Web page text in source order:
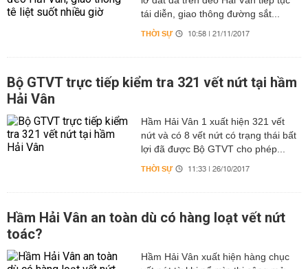
tái diễn, giao thông đường sắt...
THỜI SỰ 10:58 | 21/11/2017
Bộ GTVT trực tiếp kiểm tra 321 vết nứt tại hầm
Hải Vân
Hầm Hải Vân 1 xuất hiện 321 vết
nứt và có 8 vết nứt có trạng thái bất
lợi đã được Bộ GTVT cho phép...
THỜI SỰ 11:33 | 26/10/2017
Hầm Hải Vân an toàn dù có hàng loạt vết nứt
toác?
Hầm Hải Vân xuất hiện hàng chục